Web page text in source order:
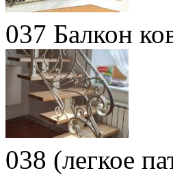
037 Балкон
038 (легкое